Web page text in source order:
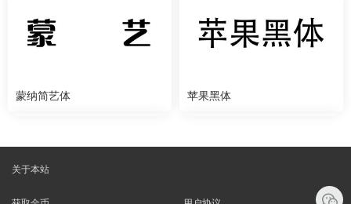
蒙纳简艺体 苹果黑体
关于本站